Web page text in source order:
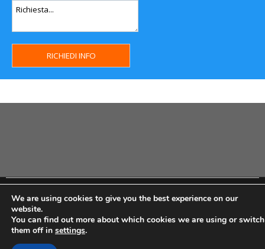
Copyright MHWeb © 2018 - Privacy & GDPR - Cookie Policy -
We are using cookies to give you the best experience on our
website.
You can find out more about which cookies we are using or switch
them off in settings.